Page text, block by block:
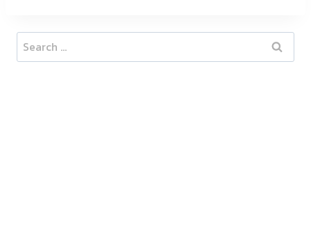
Search
for: